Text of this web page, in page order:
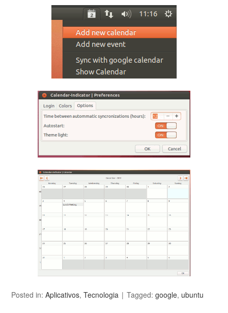
Posted in:Aplicativos,Tecnologia Tagged:google, ubuntu